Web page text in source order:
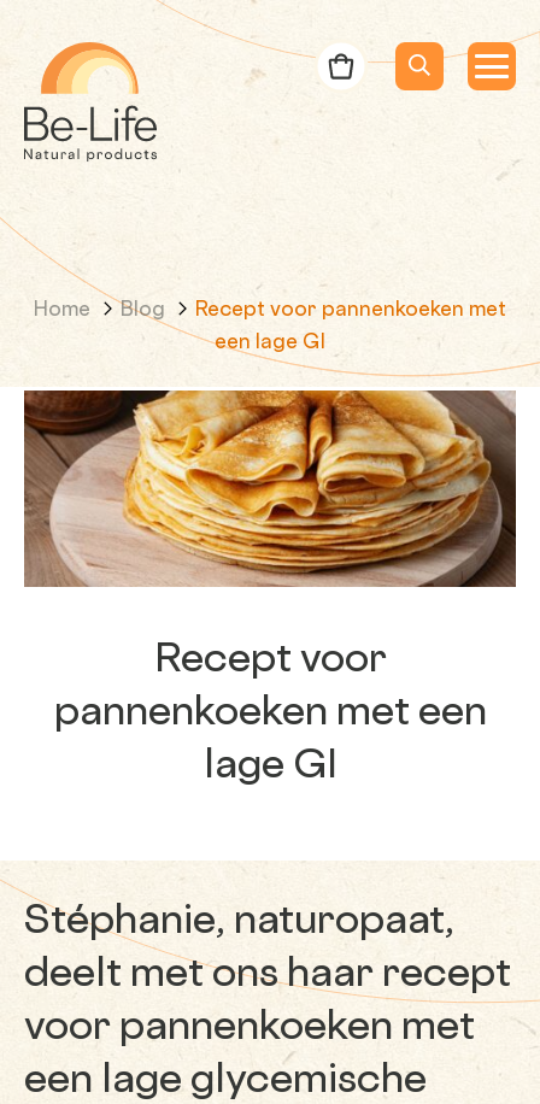
Menu
Menu
Zoekopdracht
Bestelbon
Home Blog
Recept voor pannenkoeken met
een lage GI
Recept voor
pannenkoeken met een
lage GI
Stéphanie, naturopaat,
deelt met ons haar recept
voor pannenkoeken met
een lage glycemische